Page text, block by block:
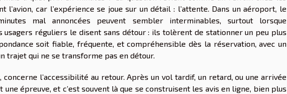
l’avion, car l’expérience se joue sur un détail : l’attente. Dans un aéroport, le
mal annoncées peuvent sembler interminables, surtout lorsque
usagers réguliers le disent sans détour : ils tolèrent de stationner un peu plus
soit fiable, fréquente, et compréhensible dès la réservation, avec un
trajet qui ne se transforme pas en détour.
l’accessibilité au retour. Après un vol tardif, un retard, ou une arrivée
une épreuve, et c’est souvent là que se construisent les avis en ligne, bien plus